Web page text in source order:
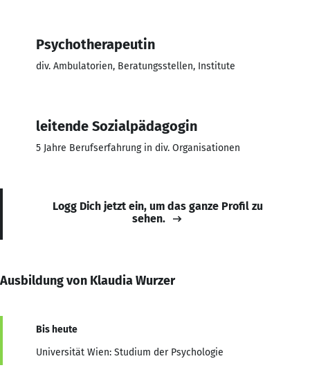
Psychotherapeutin
div. Ambulatorien, Beratungsstellen, Institute
leitende Sozialpädagogin
5 Jahre Berufserfahrung in div. Organisationen
Logg Dich jetzt ein, um das ganze Profil zu
sehen.
Ausbildung von Klaudia Wurzer
Bis heute
Universität Wien: Studium der Psychologie